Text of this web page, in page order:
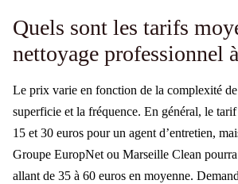
Quels sont les tarifs
nettoyage professionnel
Le prix varie en fonction de la complexité
superficie et la fréquence. En général, le
15 et 30 euros pour un agent d’entretien,
Groupe EuropNet ou Marseille Clean
allant de 35 à 60 euros en moyenne.